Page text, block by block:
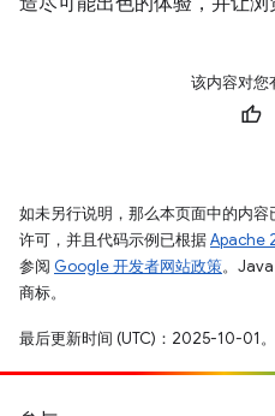
该内容对您
如未另行说明，那么本页面中的内容
许可，并且代码示例已根据Apache
参阅 Google 开发者网站政策。
商标。
最后更新时间 (UTC)：2025-10-01。